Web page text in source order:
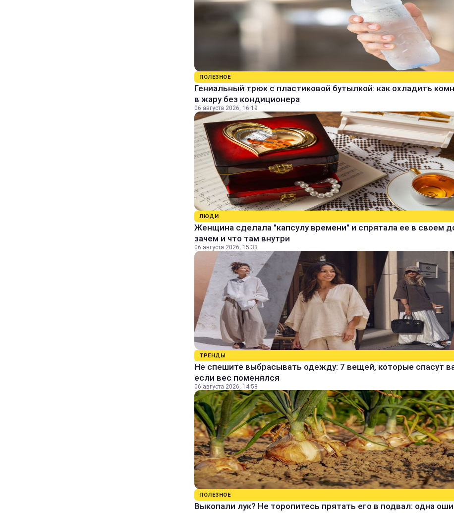
ПОЛЕЗНОЕ
Гениальный трюк с пластиковой бутылкой: как охладить
в жару без кондиционера
06 августа 2026, 16:19
ЛЮДИ
Женщина сделала "капсулу времени" и спрятала ее в своем
зачем и что там внутри
06 августа 2026, 15:33
ТРЕНДЫ
Не спешите выбрасывать одежду: 7 вещей, которые спасут
если вес поменялся
06 августа 2026, 14:58
ПОЛЕЗНОЕ
Выкопали лук? Не торопитесь прятать его в подвал: одна